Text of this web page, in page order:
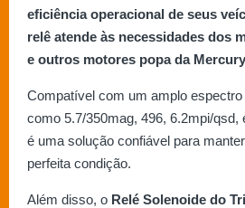
eficiência operacional de seus
relê atende às necessidades dos
e outros motores popa da
Compatível com um amplo
como 5.7/350mag, 496, 6.2mpi/qsd,
é uma solução confiável para
perfeita condição.
Além disso, o Relé Solenoide do